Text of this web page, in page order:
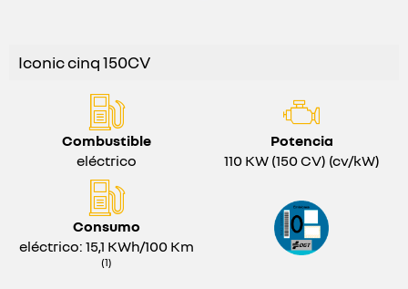
Iconic cinq 150CV
Combustible
eléctrico
Potencia
110 KW (150 CV) (cv/kW)
Consumo
eléctrico: 15,1 KWh/100 Km
(1)